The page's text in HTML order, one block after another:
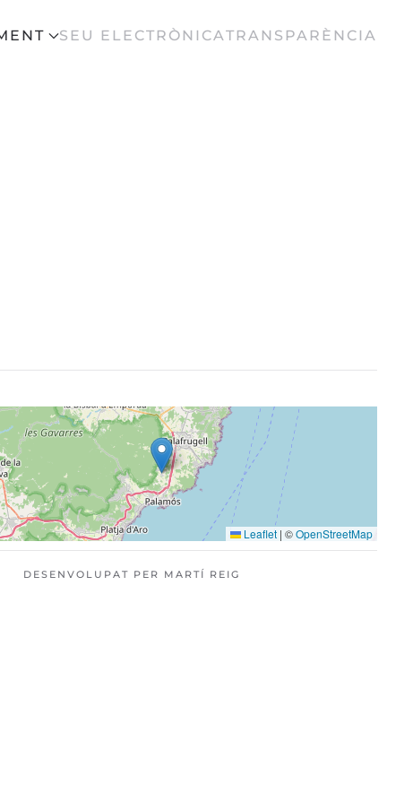
SEU ELECTRÒNICATRANSPARÈNCIA
Leaflet | ©OpenStreetMap
DESENVOLUPAT PER MARTÍ REIG